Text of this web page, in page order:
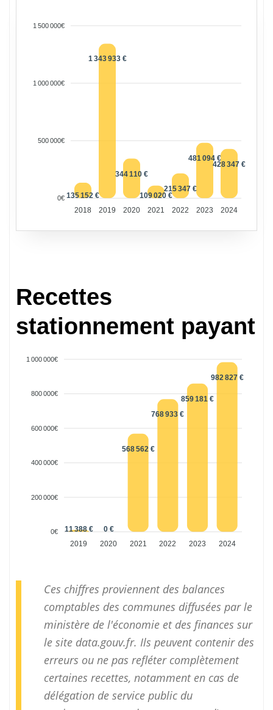
1 500 000€
1 000 000€
500 000€
0€ 135 152 €
1 343 933 €
344 110 €
109 020 €
215 347 €
481 094 €
428 347 €
2018 2019 2020 2021 2022 2023 2024
Recettes
stationnement payant
1 000 000€
800 000€
600 000€
400 000€
200 000€
0€ 11 388 € 0 €
568 562 €
768 933 €
859 181 €
982 827 €
2019 2020 2021 2022 2023 2024
Ces chiffres proviennent des balances
comptables des communes diffusées par le
ministère de l'économie et des finances sur
le site data.gouv.fr. Ils peuvent contenir des
erreurs ou ne pas refléter complètement
certaines recettes, notamment en cas de
délégation de service public du